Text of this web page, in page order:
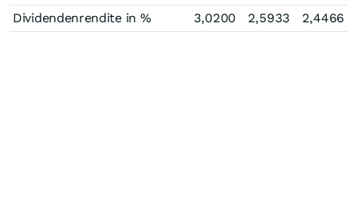
Dividendenrendite in %
3,0200 2,5933 2,4466